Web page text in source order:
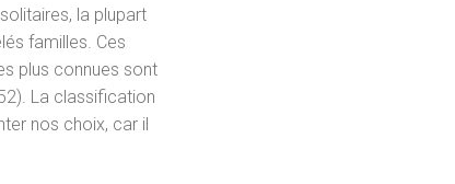
la plupart
familles. Ces
plus connues sont
La classification
nos choix, car il